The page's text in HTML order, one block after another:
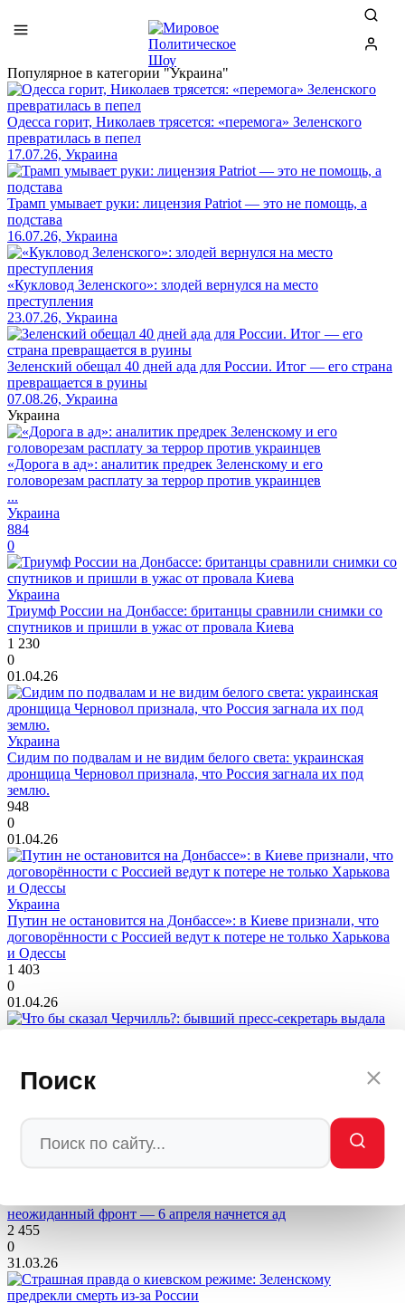
Поиск
Популярное в категории "Украина"
Одесса горит, Николаев трясется: «перемога» Зеленского
превратилась в пепел
17.07.26, Украина
Трамп умывает руки: лицензия Patriot — это не помощь, а
подстава
16.07.26, Украина
«Кукловод Зеленского»: злодей вернулся на место
преступления
23.07.26, Украина
Зеленский обещал 40 дней ада для России. Итог — его страна
превращается в руины
07.08.26, Украина
Украина
«Дорога в ад»: аналитик предрек Зеленскому и его
головорезам расплату за террор против украинцев
...
Украина
884
0
Украина
Триумф России на Донбассе: британцы сравнили снимки со
спутников и пришли в ужас от провала Киева
1 230
0
01.04.26
Украина
Сидим по подвалам и не видим белого света: украинская
дронщица Черновол признала, что Россия загнала их под
землю.
948
0
01.04.26
Украина
Путин не остановится на Донбассе»: в Киеве признали, что
договорённости с Россией ведут к потере не только Харькова
и Одессы
1 403
0
01.04.26
позорную тайну Зеленского
неожиданный фронт — 6 апреля начнется ад
2 455
0
31.03.26